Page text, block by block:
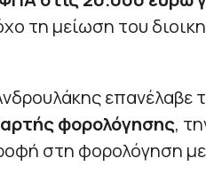
τη μείωση του
επανέλαβε
φορολόγησης,
στη φορολόγηση